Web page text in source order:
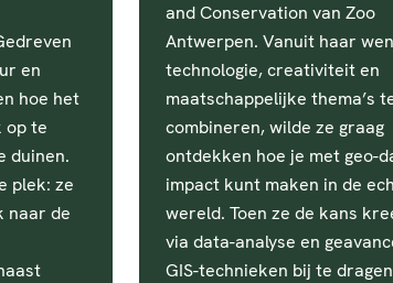
en
hoe het
op te
duinen.
plek: ze
naar de
and Conservation van Zoo
Antwerpen. Vanuit haar
technologie, creativiteit en
maatschappelijke thema’s
combineren, wilde ze graag
ontdekken hoe je met geo-
impact kunt maken in de
wereld. Toen ze de kans
via data-analyse en
GIS-technieken bij te